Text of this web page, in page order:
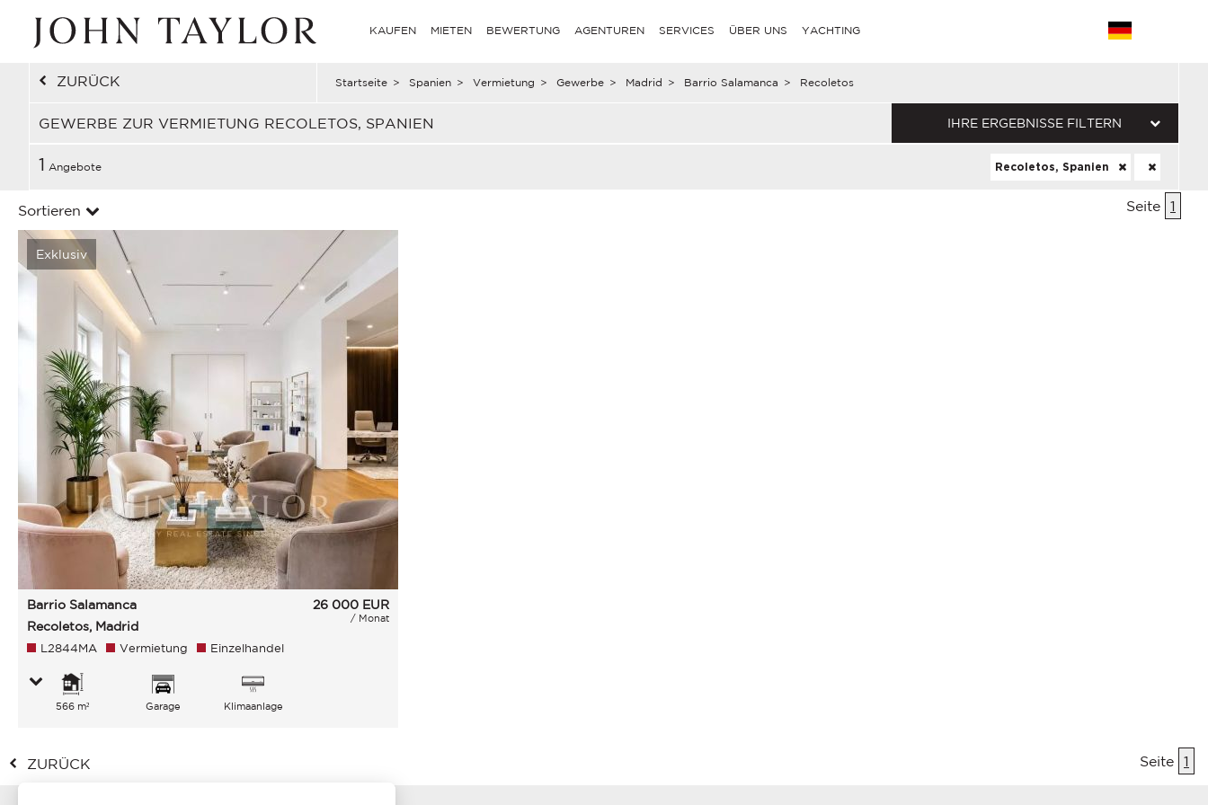
KAUFEN MIETEN BEWERTUNG AGENTUREN SERVICES ÜBER UNS YACHTING
ZURÜCK Startseite > Spanien > Vermietung > Gewerbe > Madrid > Barrio Salamanca > Recoletos
GEWERBE ZUR VERMIETUNG RECOLETOS, SPANIEN IHRE ERGEBNISSE FILTERN
1 Angebote Recoletos, Spanien
Sortieren Seite 1
Exklusiv
Barrio Salamanca
Recoletos, Madrid
26 000 EUR
/ Monat
L2844MA Vermietung Einzelhandel
566 m² Garage Klimaanlage
ZURÜCK Seite 1